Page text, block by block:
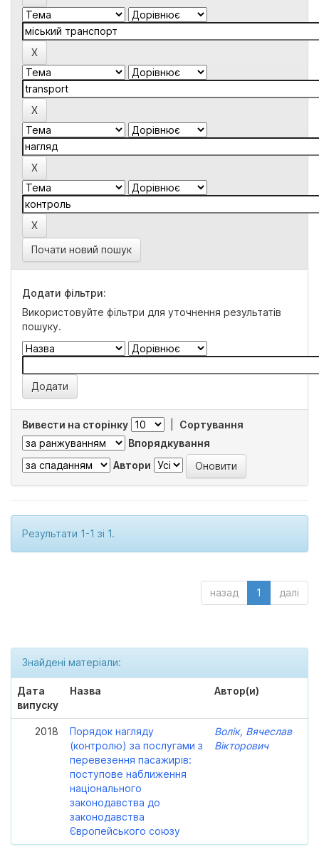
Почати новий пошук
Додати фільтри:
Використовуйте фільтри для уточнення результатів
пошуку.
Вивести на сторінку
Сортування
Впорядкування
Автори
Результати 1-1 зі 1.
назад 1 далі
Знайдені матеріали:
Дата
випуску
Назва Автор(и)
2018
Порядок нагляду
(контролю) за послугами з
перевезення пасажирів:
поступове наближення
національного
законодавства до
законодавства
Європейського союзу
Волік, Вячеслав
Вікторович